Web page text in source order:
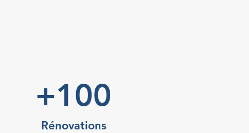
+100
Rénovations